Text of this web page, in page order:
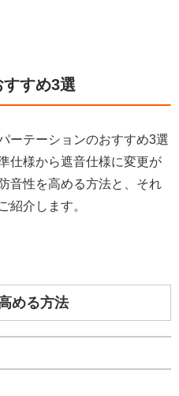
すめ3選
ーテーションのおすすめ3選
仕様から遮音仕様に変更が
音性を高める方法と、それ
紹介します。
める方法